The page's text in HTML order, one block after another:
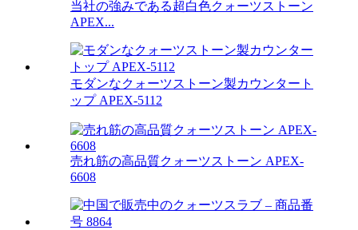
当社の強みである超白色クォーツストーン
APEX...
モダンなクォーツストーン製カウンタート
ップ APEX-5112
売れ筋の高品質クォーツストーン APEX-
6608